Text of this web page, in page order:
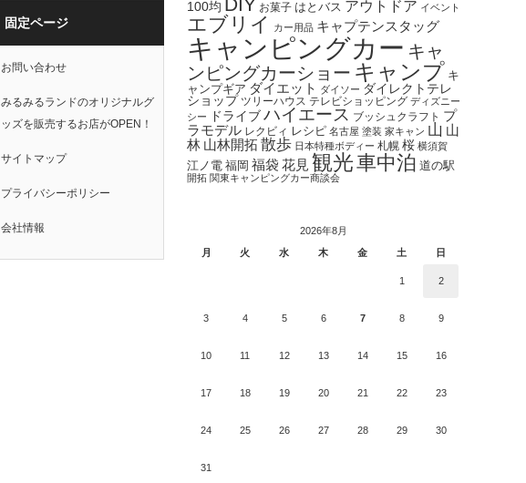
固定ページ
お問い合わせ
みるみるランドのオリジナルグ
ッズを販売するお店がOPEN！
サイトマップ
プライバシーポリシー
会社情報
100均 DIY お菓子 はとバス アウトドア イベント
エブリイ カー用品 キャプテンスタッグ
キャンピングカー キャ
ンピングカーショー キャンプ キ
ャンプギア ダイエット ダイソー ダイレクトテレ
ショップ ツリーハウス テレビショッピング ディズニー
シー
ドライブハイエース ブッシュクラフト プ
ラモデル レクビィ レシピ 名古屋 塗装 家キャン 山 山
林 山林開拓 散歩 日本特種ボディー 札幌 桜 横須賀
江ノ電 福岡 福袋 花見 観光車中泊 道の駅
開拓 関東キャンピングカー商談会
2026年8月
月
火 水 木 金 土 日
1 2
3 4 5 6 7 8 9
10 11 12 13 14 15 16
17 18 19 20 21 22 23
24 25 26 27 28 29 30
31